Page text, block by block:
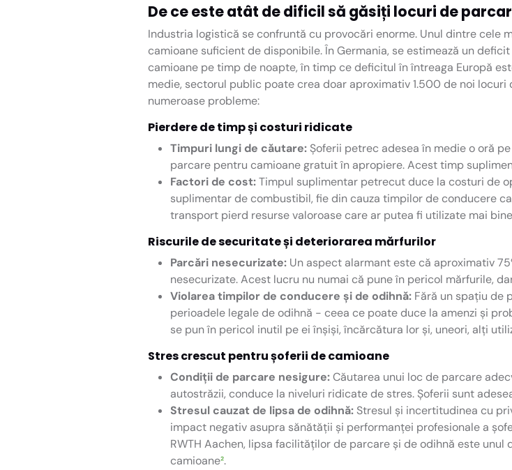
De ce este atât de dificil să găsiți locuri de
Industria logistică se confruntă cu provocări enorme. Unul dintre cele
camioane suficient de disponibile. În Germania, se estimează un
camioane pe timp de noapte, în timp ce deficitul în întreaga Europă
medie, sectorul public poate crea doar aproximativ 1.500 de noi locuri
numeroase probleme:
Pierdere de timp și costuri ridicate
Timpuri lungi de căutare: Șoferii petrec adesea în medie o oră
parcare pentru camioane gratuit în apropiere. Acest timp
Factori de cost:Timpul suplimentar petrecut duce la costuri de
suplimentar de combustibil, fie din cauza timpilor de conducere
transport pierd resurse valoroase care ar putea fi utilizate mai
Riscurile de securitate și deteriorarea mărfurilor
Parcări nesecurizate: Un aspect alarmant este că aproximativ
nesecurizate. Acest lucru nu numai că pune în pericol mărfurile,
Violarea timpilor de conducere și de odihnă: Fără un spațiu de
perioadele legale de odihnă - ceea ce poate duce la amenzi și
se pun în pericol inutil pe ei înșiși, încărcătura lor și, uneori, alți
Stres crescut pentru șoferii de camioane
Condiții de parcare nesigure:Căutarea unui loc de parcare
autostrăzii, conduce la niveluri ridicate de stres. Șoferii sunt
Stresul cauzat de lipsa de odihnă: Stresul și incertitudinea cu
impact negativ asupra sănătății și performanței profesionale a
RWTH Aachen, lipsa facilităților de parcare și de odihnă este
camioane².